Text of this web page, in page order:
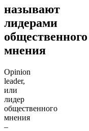
называют
лидерами
общественного
мнения
Opinion
leader,
или
лидер
общественного
мнения
–